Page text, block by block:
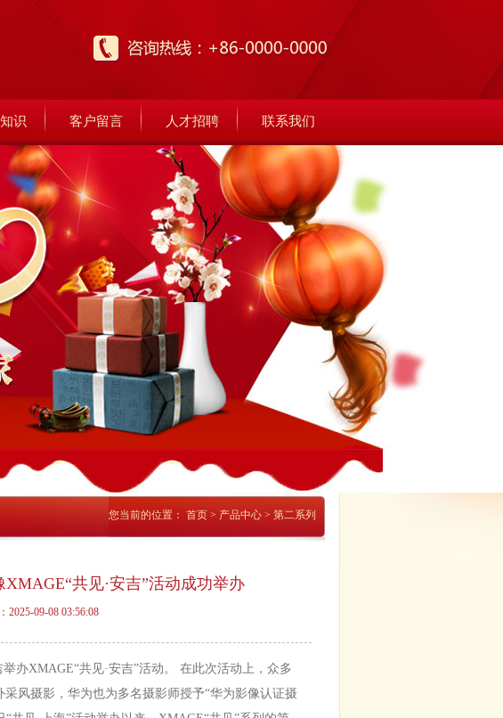
识 客户留言 人才招聘 联系我们
您当前的位置： 首页 > 产品中心 > 第二系列
共见·安吉”活动成功举办
2025-09-08 03:56:08
XMAGE“共见·安吉”活动。 在此次活动上，众多
风摄影，华为也为多名摄影师授予“华为影像认证摄